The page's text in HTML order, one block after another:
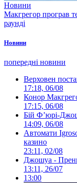
Новини
Макгрегор програв
раунді
Новини
попередні новини
Верховен
17:18, 06/08
Конор
17:15, 06/08
Бій Ф’юрі-
14:09, 06/08
Автомати
казино
23:11, 02/08
Джошуа -
13:11, 26/07
13:00